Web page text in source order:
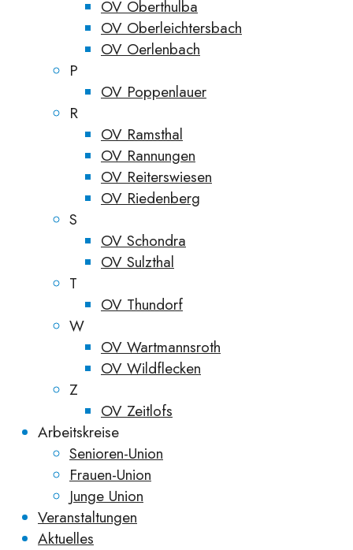
OV Oberthulba
OV Oberleichtersbach
OV Oerlenbach
P
OV Poppenlauer
R
OV Ramsthal
OV Rannungen
OV Reiterswiesen
OV Riedenberg
S
OV Schondra
OV Sulzthal
T
OV Thundorf
W
OV Wartmannsroth
OV Wildflecken
Z
OV Zeitlofs
Arbeitskreise
Senioren-Union
Frauen-Union
Junge Union
Veranstaltungen
Aktuelles